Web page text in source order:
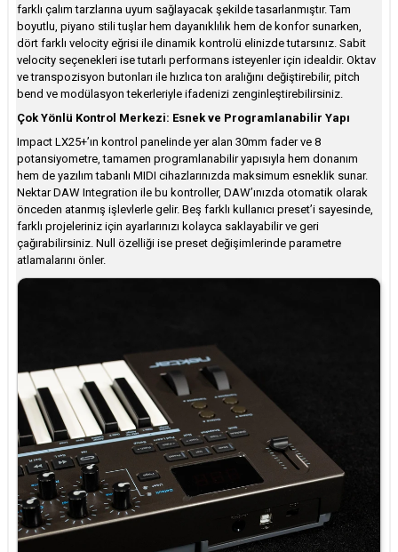
farklı çalım tarzlarına uyum sağlayacak şekilde tasarlanmıştır. Tam
boyutlu, piyano stili tuşlar hem dayanıklılık hem de konfor sunarken,
dört farklı velocity eğrisi ile dinamik kontrolü elinizde tutarsınız. Sabit
velocity seçenekleri ise tutarlı performans isteyenler için idealdir. Oktav
ve transpozisyon butonları ile hızlıca ton aralığını değiştirebilir, pitch
bend ve modülasyon tekerleriyle ifadenizi zenginleştirebilirsiniz.
Çok Yönlü Kontrol Merkezi: Esnek ve Programlanabilir Yapı
Impact LX25+’ın kontrol panelinde yer alan 30mm fader ve 8
potansiyometre, tamamen programlanabilir yapısıyla hem donanım
hem de yazılım tabanlı MIDI cihazlarınızda maksimum esneklik sunar.
Nektar DAW Integration ile bu kontroller, DAW’ınızda otomatik olarak
önceden atanmış işlevlerle gelir. Beş farklı kullanıcı preset’i sayesinde,
farklı projeleriniz için ayarlarınızı kolayca saklayabilir ve geri
çağırabilirsiniz. Null özelliği ise preset değişimlerinde parametre
atlamalarını önler.